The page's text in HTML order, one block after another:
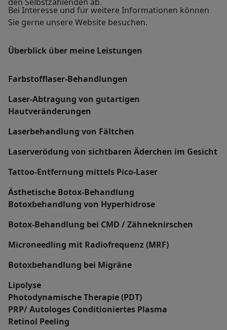
den Selbstzahlenden ab.
Bei Interesse und für weitere Informationen können
Sie gerne unsere Website besuchen.
Überblick über meine Leistungen
Farbstofflaser-Behandlungen
Laser-Abtragung von gutartigen
Hautveränderungen
Laserbehandlung von Fältchen
Laserverödung von sichtbaren Äderchen im Gesicht
Tattoo-Entfernung mittels Pico-Laser
Ästhetische Botox-Behandlung
Botoxbehandlung von Hyperhidrose
Botox-Behandlung bei CMD / Zähneknirschen
Microneedling mit Radiofrequenz (MRF)
Botoxbehandlung bei Migräne
Lipolyse
Photodynamische Therapie (PDT)
PRP/ Autologes Conditioniertes Plasma
Retinol Peeling